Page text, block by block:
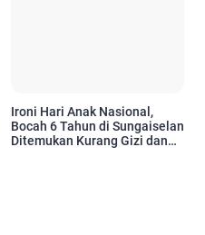
Ironi Hari Anak Nasional,
Bocah 6 Tahun di Sungaiselan
Ditemukan Kurang Gizi dan